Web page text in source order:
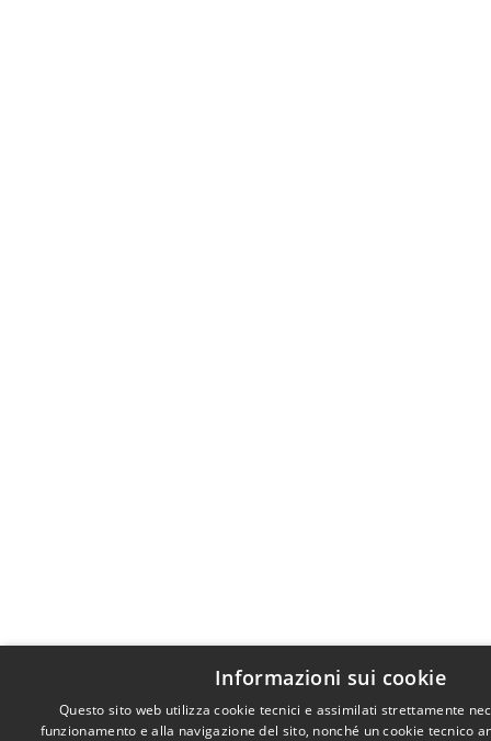
Informazioni sui cookie
Questo sito web utilizza cookie tecnici e assimilati strettamente
funzionamento e alla navigazione del sito, nonché un cookie tecnico